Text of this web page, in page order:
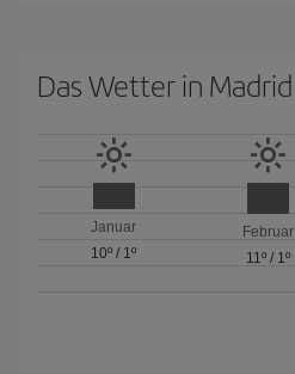
Das Wetter in Madrid
Januar
10º / 1º
Februar
11º/ 1º